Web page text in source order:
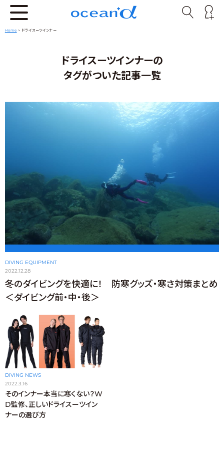
Home > ドライスーツインナー
ドライスーツインナーの
タグがついた記事一覧
DIVING EQUIPMENT
2022.12.28
冬のダイビングを快適に！ 防寒グッズ・寒さ対策まとめ
＜ダイビング前・中・後＞
DIVING NEWS
2022.3.16
そのインナー本当に寒くない？W
D監修、正しいドライスーツイン
ナーの選び方